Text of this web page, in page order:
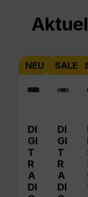
Produktgalerie
NEU
DI
GI
T
R
A
DI
SALE
DI
GI
T
R
A
DI